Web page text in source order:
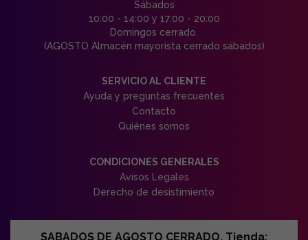
Sábados
10:00 - 14:00 y 17:00 - 20:00
Domingos cerrado.
(AGOSTO Almacén mayorista cerrado sábados)
SERVICIO AL CLIENTE
Ayuda y preguntas frecuentes
Contacto
Quiénes somos
CONDICIONES GENERALES
Avisos Legales
Derecho de desistimiento
SABADOS DE AGOSTO CERRADO. Tienda: